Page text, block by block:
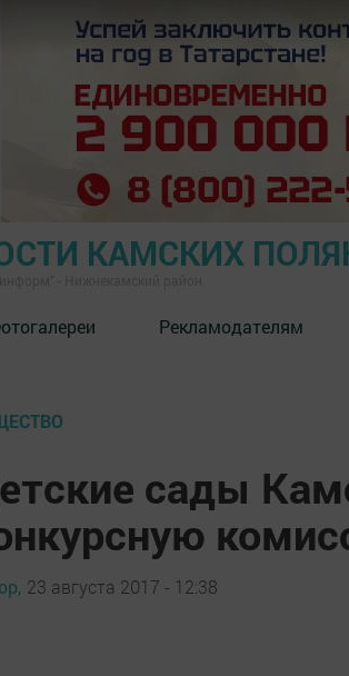
КАМСКИХ
Рекламодателям
сады
23 августа 2017 - 12:38